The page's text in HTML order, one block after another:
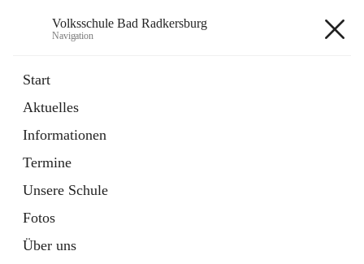
Volksschule Bad Radkersburg
Navigation
Start
Aktuelles
Informationen
Termine
Unsere Schule
Fotos
Über uns
Externe Webseite
in
Tab